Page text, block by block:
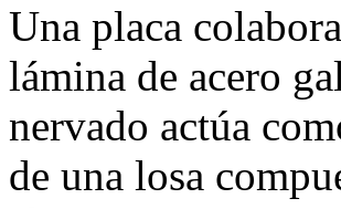
Una placa
lámina de acero
nervado actúa
de una losa